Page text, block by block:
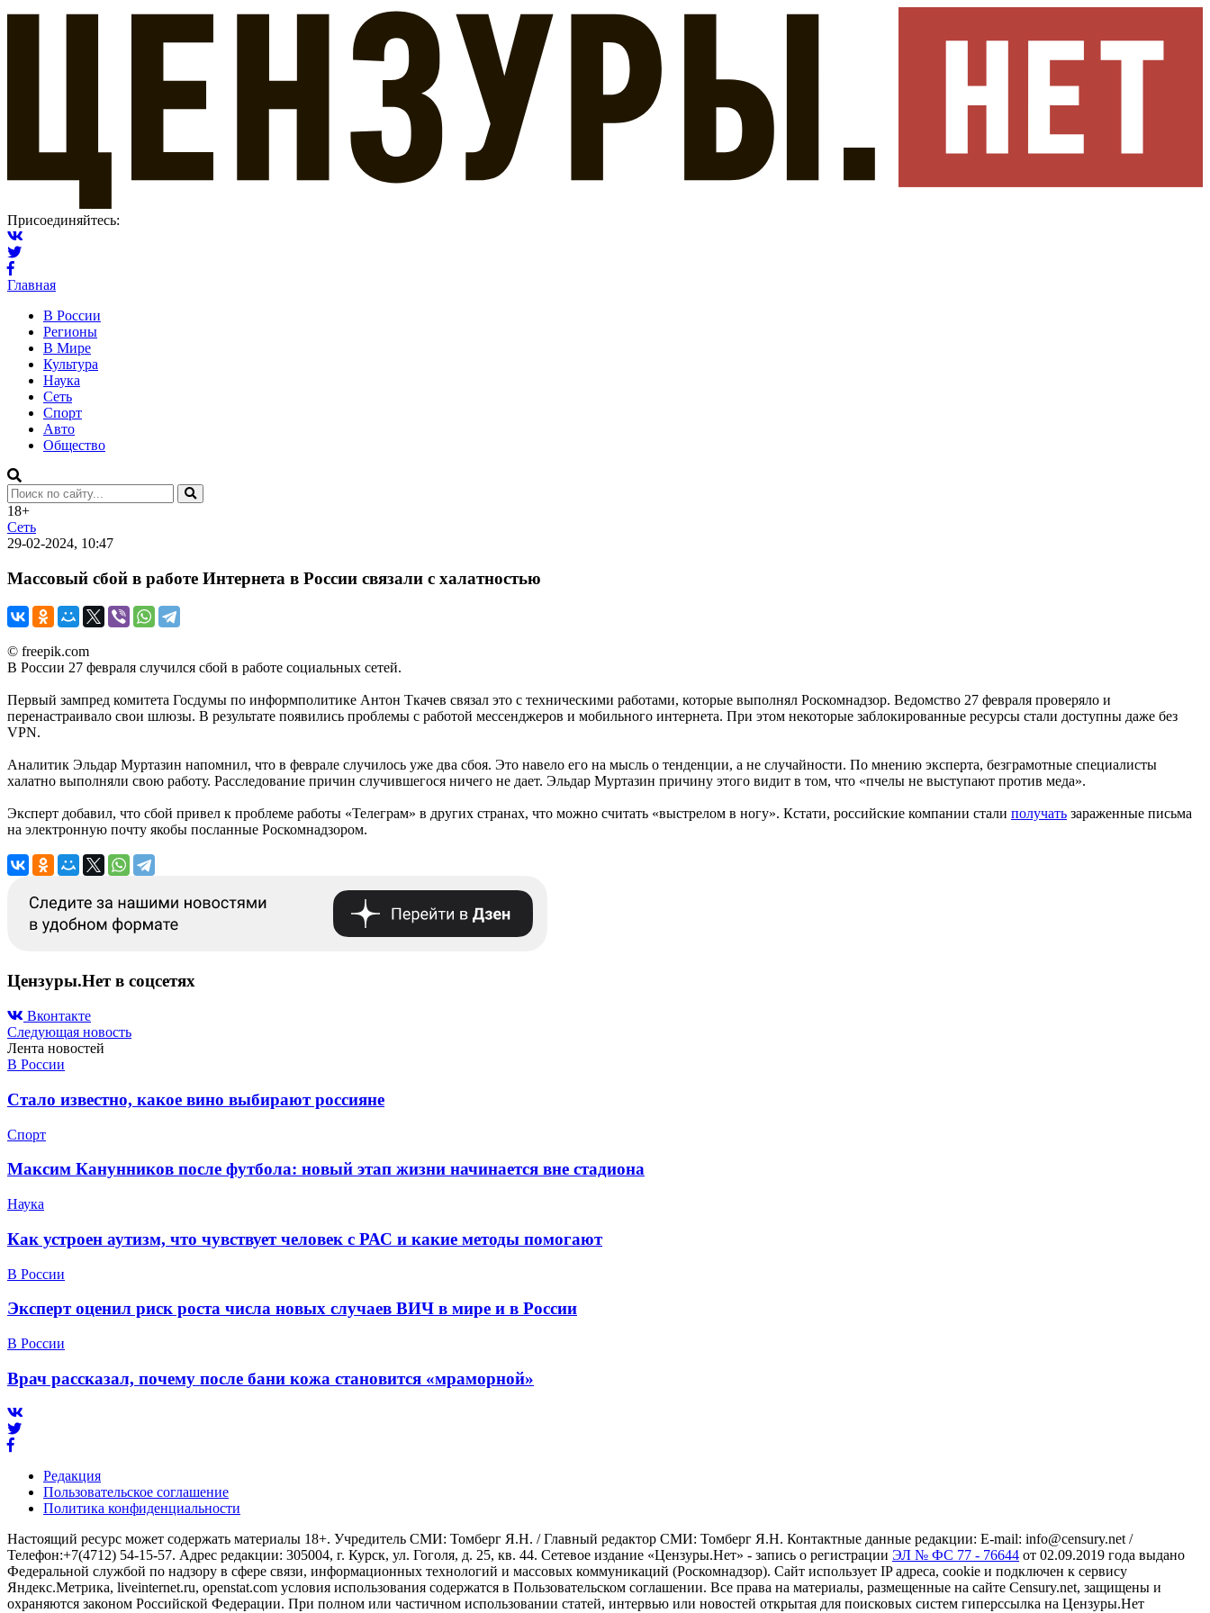
Присоединяйтесь:
Главная
В России
Регионы
В Мире
Культура
Наука
Сеть
Спорт
Авто
Общество
18+
Сеть
29-02-2024, 10:47
Массовый сбой в работе Интернета в России связали с халатностью
© freepik.com
В России 27 февраля случился сбой в работе социальных сетей.
Первый зампред комитета Госдумы по информполитике Антон Ткачев связал это с техническими работами, которые выполнял Роскомнадзор. Ведомство 27 февраля проверяло и
перенастраивало свои шлюзы. В результате появились проблемы с работой мессенджеров и мобильного интернета. При этом некоторые заблокированные ресурсы стали доступны даже без
VPN.
Аналитик Эльдар Муртазин напомнил, что в феврале случилось уже два сбоя. Это навело его на мысль о тенденции, а не случайности. По мнению эксперта, безграмотные специалисты
халатно выполняли свою работу. Расследование причин случившегося ничего не дает. Эльдар Муртазин причину этого видит в том, что «пчелы не выступают против меда».
Эксперт добавил, что сбой привел к проблеме работы «Телеграм» в других странах, что можно считать «выстрелом в ногу». Кстати, российские компании стали получать зараженные письма
на электронную почту якобы посланные Роскомнадзором.
Цензуры.Нет в соцсетях
Вконтакте
Следующая новость
Лента новостей
В России
Стало известно, какое вино выбирают россияне
Спорт
Максим Канунников после футбола: новый этап жизни начинается вне стадиона
Наука
Как устроен аутизм, что чувствует человек с РАС и какие методы помогают
В России
Эксперт оценил риск роста числа новых случаев ВИЧ в мире и в России
В России
Врач рассказал, почему после бани кожа становится «мраморной»
Редакция
Пользовательское соглашение
Политика конфиденциальности
Настоящий ресурс может содержать материалы 18+. Учредитель СМИ: Томберг Я.Н. / Главный редактор СМИ: Томберг Я.Н. Контактные данные редакции: E-mail: info@censury.net /
Телефон:+7(4712) 54-15-57. Адрес редакции: 305004, г. Курск, ул. Гоголя, д. 25, кв. 44. Сетевое издание «Цензуры.Нет» - запись о регистрации ЭЛ № ФС 77 - 76644 от 02.09.2019 года выдано
Федеральной службой по надзору в сфере связи, информационных технологий и массовых коммуникаций (Роскомнадзор). Сайт использует IP адреса, cookie и подключен к сервису
Яндекс.Метрика, liveinternet.ru, openstat.com условия использования содержатся в Пользовательском соглашении. Все права на материалы, размещенные на сайте Censury.net, защищены и
охраняются законом Российской Федерации. При полном или частичном использовании статей, интервью или новостей открытая для поисковых систем гиперссылка на Цензуры.Нет